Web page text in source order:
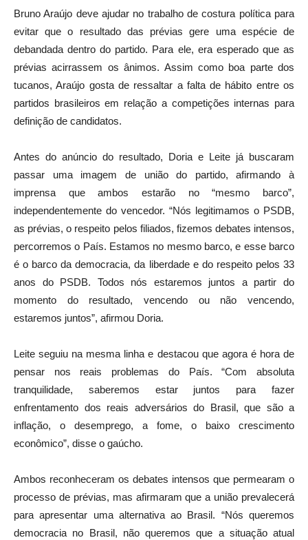
Bruno Araújo deve ajudar no trabalho de costura política para
evitar que o resultado das prévias gere uma espécie de
debandada dentro do partido. Para ele, era esperado que as
prévias acirrassem os ânimos. Assim como boa parte dos
tucanos, Araújo gosta de ressaltar a falta de hábito entre os
partidos brasileiros em relação a competições internas para
definição de candidatos.
Antes do anúncio do resultado, Doria e Leite já buscaram
passar uma imagem de união do partido, afirmando à
imprensa que ambos estarão no “mesmo barco”,
independentemente do vencedor. “Nós legitimamos o PSDB,
as prévias, o respeito pelos filiados, fizemos debates intensos,
percorremos o País. Estamos no mesmo barco, e esse barco
é o barco da democracia, da liberdade e do respeito pelos 33
anos do PSDB. Todos nós estaremos juntos a partir do
momento do resultado, vencendo ou não vencendo,
estaremos juntos”, afirmou Doria.
Leite seguiu na mesma linha e destacou que agora é hora de
pensar nos reais problemas do País. “Com absoluta
tranquilidade, saberemos estar juntos para fazer
enfrentamento dos reais adversários do Brasil, que são a
inflação, o desemprego, a fome, o baixo crescimento
econômico”, disse o gaúcho.
Ambos reconheceram os debates intensos que permearam o
processo de prévias, mas afirmaram que a união prevalecerá
para apresentar uma alternativa ao Brasil. “Nós queremos
democracia no Brasil, não queremos que a situação atual